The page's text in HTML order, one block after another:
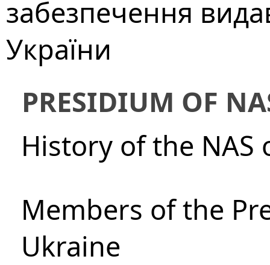
забезпечення
України
PRESIDIUM OF
History of the NAS
Members of the
Ukraine